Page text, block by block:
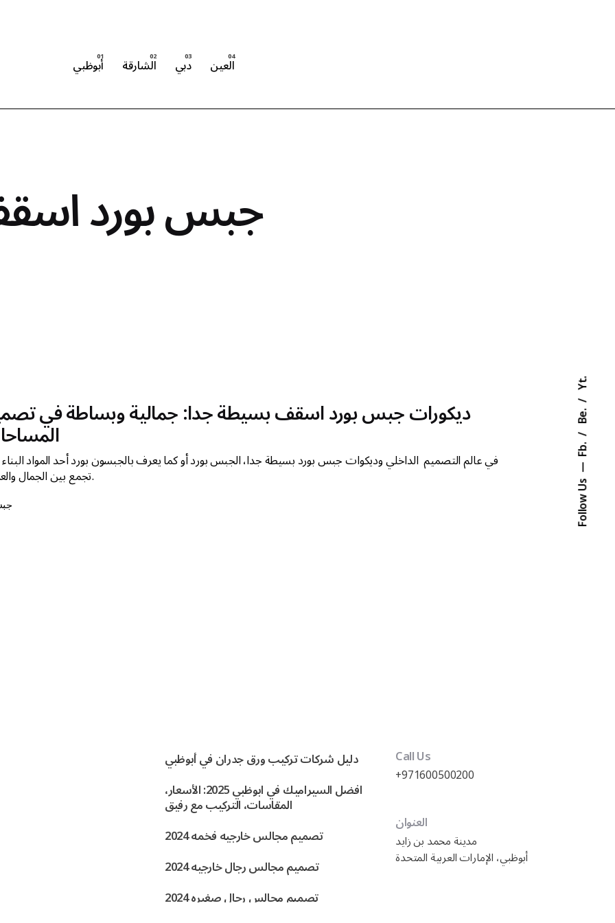
Follow Us
Fb.
Be.
Yt.
أبوظبي الشارقة دبي العين
جبس بورد
ديكورات جبس بورد اسقف بسيطة جدا: جمالية وبساطة في
في عالم التصميم الداخلي وديكوات جبس بورد بسيطة جدا، الجبس بورد أو كما يعرف بالجبسون بورد أحد المواد
تجمع بين الجمال والعملية.
دليل شركات تركيب ورق جدران في أبوظبي
افضل السيراميك في ابوظبي 2025: الأسعار،
المقاسات، التركيب مع رفيق
تصميم مجالس خارجيه فخمه 2024
تصميم مجالس رجال خارجيه 2024
تصميم مجالس رجال صغيره 2024
Call Us
+971600500200
العنوان
مدينة محمد بن زايد
أبوظبي، الإمارات العربية المتحدة